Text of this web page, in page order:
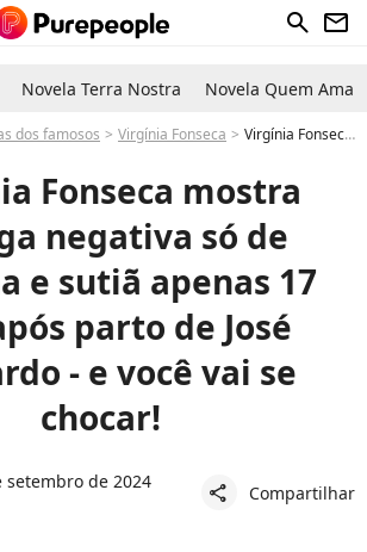
search newsletter
Novela Terra Nostra Novela Quem Ama
dos famosos Virgínia Fonseca Virgínia Fonseca choca com barriga negativa em vídeo só de calcinha e sutiã apenas 17 dias após parto de José Leonardo
Fonseca mostra
negativa só de
e sutiã apenas 17
parto de José
- e você vai se
chocar!
setembro de 2024
share Compartilhar